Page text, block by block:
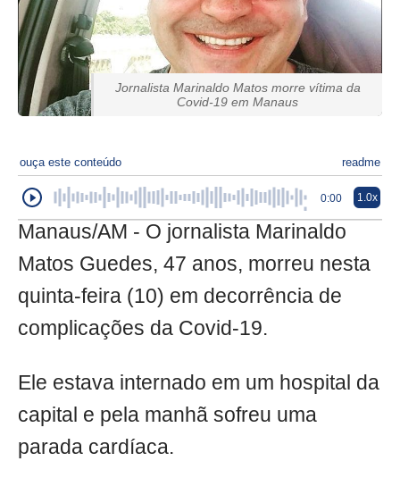
Jornalista Marinaldo Matos morre vítima da
Covid-19 em Manaus
ouça este conteúdo readme
0:00 1.0x
Manaus/AM - O jornalista Marinaldo
Matos Guedes, 47 anos, morreu nesta
quinta-feira (10) em decorrência de
complicações da Covid-19.
Ele estava internado em um hospital da
capital e pela manhã sofreu uma
parada cardíaca.